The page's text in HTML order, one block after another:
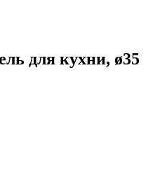
для кухни, ø35